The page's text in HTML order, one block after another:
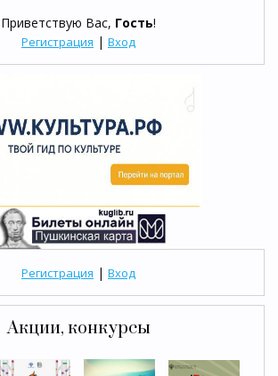
Приветствую Вас, Гость!
Регистрация | Вход
Регистрация | Вход
Акции, конкурсы